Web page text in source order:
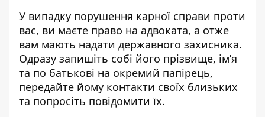
У випадку порушення карної справи проти
вас, ви маєте право на адвоката, а отже
вам мають надати державного захисника.
Одразу запишіть собі його прізвище, ім’я
та по батькові на окремий папірець,
передайте йому контакти своїх близьких
та попросіть повідомити їх.